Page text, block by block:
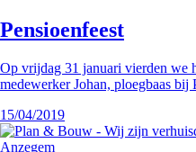
Pensioenfeest
Op vrijdag 31 januari vierden we
medewerker Johan, ploegbaas
15/04/2019